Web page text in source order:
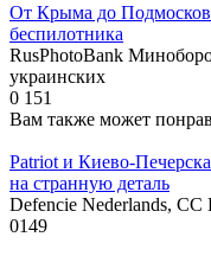
От Крыма до
беспилотника
RusPhotoBank
украинских
0 151
Вам также может
Patriot и Киево-
на странную деталь
Defencie Nederlands,
0149